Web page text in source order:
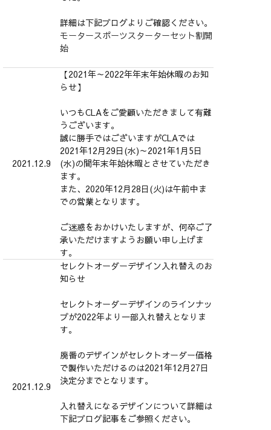
詳細は下記ブログよりご確認ください。
モータースポーツスターターセット割開
始
2021.12.9
【2021年～2022年年末年始休暇のお知
らせ】
いつもCLAをご愛顧いただきまして有難
うございます。
誠に勝手ではございますがCLAでは
2021年12月29日(水)～2021年1月5日
(水)の間年末年始休暇とさせていただき
ます。
また、2020年12月28日(火)は午前中ま
での営業となります。
ご迷惑をおかけいたしますが、何卒ご了
承いただけますようお願い申し上げま
す。
2021.12.9
セレクトオーダーデザイン入れ替えのお
知らせ
セレクトオーダーデザインのラインナッ
プが2022年より一部入れ替えとなりま
す。
廃番のデザインがセレクトオーダー価格
で製作いただけるのは2021年12月27日
決定分までとなります。
入れ替えになるデザインについて詳細は
下記ブログ記事をご参照ください。